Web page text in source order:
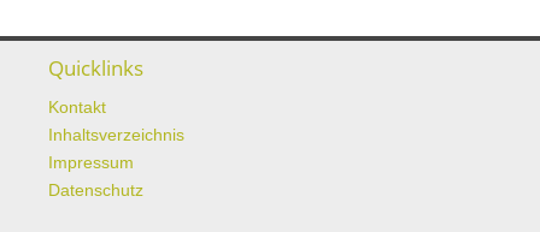
Quicklinks
Kontakt
Inhaltsverzeichnis
Impressum
Datenschutz